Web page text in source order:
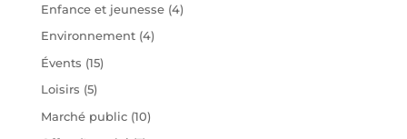
Enfance et jeunesse(4)
Environnement(4)
Évents (15)
Loisirs (5)
Marché public(10)